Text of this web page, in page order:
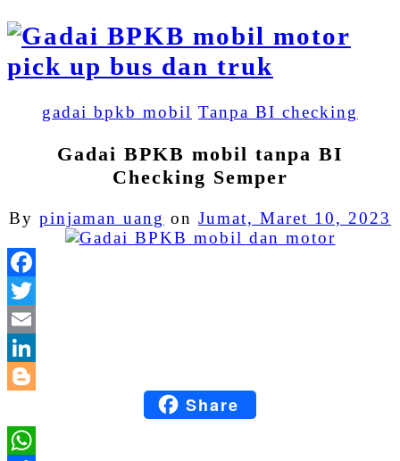
gadai bpkb mobil Tanpa BI checking
Gadai BPKB mobil tanpa BI
Checking Semper
By pinjaman uang on Jumat, Maret 10, 2023
BloggerShare